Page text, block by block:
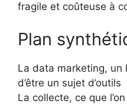
fragile et coûteuse à
Plan
La data marketing,
d’être un sujet d’outils
La collecte, ce que